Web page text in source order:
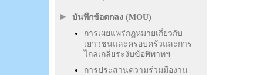
บันทึกข้อตกลง (MOU)
การเผยแพร่กฏหมายเกี่ยวกับ
เยาวชนและครอบครัวและการ
ไกล่เกลี่ยระงับข้อพิพาทฯ
การประสานความร่วมมืองาน